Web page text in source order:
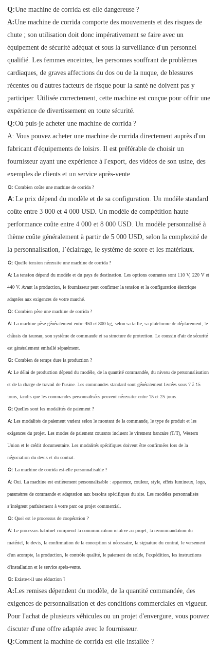
Q:Une machine de corrida est-elle dangereuse ?
A:Une machine de corrida comporte des mouvements et des risques de
chute ; son utilisation doit donc impérativement se faire avec un
équipement de sécurité adéquat et sous la surveillance d'un personnel
qualifié. Les femmes enceintes, les personnes souffrant de problèmes
cardiaques, de graves affections du dos ou de la nuque, de blessures
récentes ou d'autres facteurs de risque pour la santé ne doivent pas y
participer. Utilisée correctement, cette machine est conçue pour offrir une
expérience de divertissement en toute sécurité.
Q:Où puis-je acheter une machine de corrida ?
A: Vous pouvez acheter une machine de corrida directement auprès d'un
fabricant d'équipements de loisirs. Il est préférable de choisir un
fournisseur ayant une expérience à l'export, des vidéos de son usine, des
exemples de clients et un service après-vente.
Q: Combien coûte une machine de corrida ?
A: Le prix dépend du modèle et de sa configuration. Un modèle standard
coûte entre 3 000 et 4 000 USD. Un modèle de compétition haute
performance coûte entre 4 000 et 8 000 USD. Un modèle personnalisé à
thème coûte généralement à partir de 5 000 USD, selon la complexité de
la personnalisation, l’éclairage, le système de score et les matériaux.
Q: Quelle tension nécessite une machine de corrida ?
A: La tension dépend du modèle et du pays de destination. Les options courantes sont 110 V, 220 V et
440 V. Avant la production, le fournisseur peut confirmer la tension et la configuration électrique
adaptées aux exigences de votre marché.
Q: Combien pèse une machine de corrida ?
A: La machine pèse généralement entre 450 et 800 kg, selon sa taille, sa plateforme de déplacement, le
châssis du taureau, son système de commande et sa structure de protection. Le coussin d'air de sécurité
est généralement emballé séparément.
Q: Combien de temps dure la production ?
A: Le délai de production dépend du modèle, de la quantité commandée, du niveau de personnalisation
et de la charge de travail de l'usine. Les commandes standard sont généralement livrées sous 7 à 15
jours, tandis que les commandes personnalisées peuvent nécessiter entre 15 et 25 jours.
Q: Quelles sont les modalités de paiement ?
A: Les modalités de paiement varient selon le montant de la commande, le type de produit et les
exigences du projet. Les modes de paiement courants incluent le virement bancaire (T/T), Western
Union et le crédit documentaire. Les modalités spécifiques doivent être confirmées lors de la
négociation du devis et du contrat.
Q: La machine de corrida est-elle personnalisable ?
A: Oui. La machine est entièrement personnalisable : apparence, couleur, style, effets lumineux, logo,
paramètres de commande et adaptation aux besoins spécifiques du site. Les modèles personnalisés
s’intègrent parfaitement à votre parc ou projet commercial.
Q: Quel est le processus de coopération ?
A: Le processus habituel comprend la communication relative au projet, la recommandation du
matériel, le devis, la confirmation de la conception si nécessaire, la signature du contrat, le versement
d'un acompte, la production, le contrôle qualité, le paiement du solde, l'expédition, les instructions
d'installation et le service après-vente.
Q: Existe-t-il une réduction ?
A:Les remises dépendent du modèle, de la quantité commandée, des
exigences de personnalisation et des conditions commerciales en vigueur.
Pour l'achat de plusieurs véhicules ou un projet d'envergure, vous pouvez
discuter d'une offre adaptée avec le fournisseur.
Q:Comment la machine de corrida est-elle installée ?